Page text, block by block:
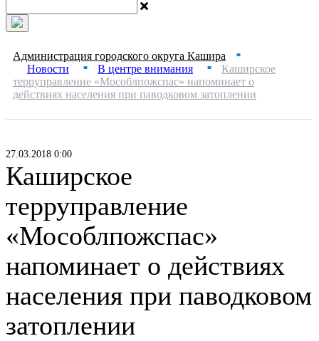
Администрация городского округа Кашира ■
Новости ■ В центре внимания ■
Каширское
терруправление «Мособлпожспас» напоминает о
действиях населения при паводковом затоплении
27.03.2018 0:00
Каширское
терруправление
«Мособлпожспас»
напоминает о действиях
населения при паводковом
затоплении